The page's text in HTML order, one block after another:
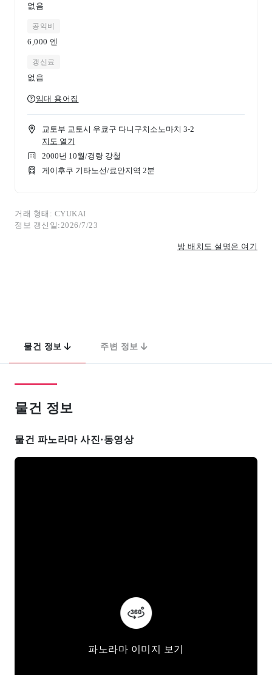
없음
공익비
6,000 엔
갱신료
없음
임대 용어집
교토부 교토시 우쿄구 다니구치소노마치 3-2
지도 열기
2000년 10월/경량 강철
게이후쿠 기타노선/료안지역 2분
거래 형태: CYUKAI
정보 갱신일:2026/7/23
방 배치도 설명은 여기
물건 정보 주변 정보
물건 정보
물건 파노라마 사진·동영상
파노라마 이미지 보기